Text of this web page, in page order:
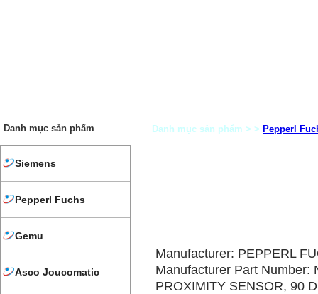
Danh mục sản phẩm
Siemens
Pepperl Fuchs
Gemu
Asco Joucomatic
Danh mục sản phẩm > > Pepperl
Manufacturer: PEPPERL
Manufacturer Part Number:
PROXIMITY SENSOR, 90